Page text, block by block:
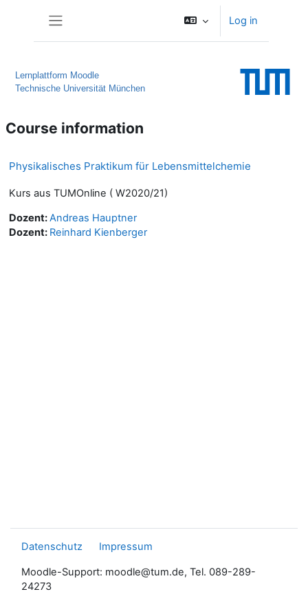
Log in
Lernplattform Moodle
Technische Universität München
Course information
Physikalisches Praktikum für Lebensmittelchemie
Kurs aus TUMOnline ( W2020/21)
Dozent:Andreas Hauptner
Dozent: Reinhard Kienberger
Datenschutz Impressum
Moodle-Support: moodle@tum.de, Tel. 089-289-
24273